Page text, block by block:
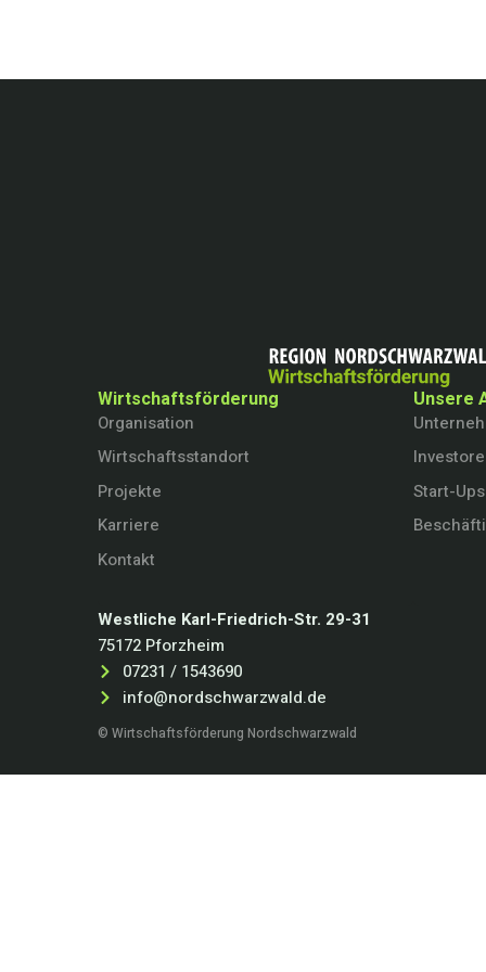
Wirtschaftsförderung
Organisation
Wirtschaftsstandort
Projekte
Karriere
Kontakt
Unsere
Start-Ups
Westliche Karl-Friedrich-Str. 29-31
75172 Pforzheim
07231 / 1543690
info@nordschwarzwald.de
© Wirtschaftsförderung Nordschwarzwald